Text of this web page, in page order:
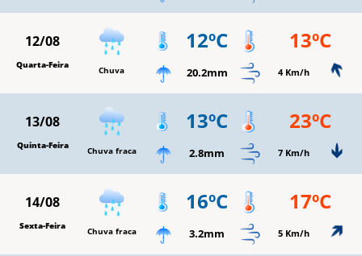
12/08
Quarta-Feira Chuva
12ºC 13ºC
20.2mm 4 Km/h
13/08
Quinta-Feira Chuva fraca
13ºC 23ºC
2.8mm 7 Km/h
14/08
Sexta-Feira Chuva fraca
16ºC 17ºC
3.2mm 5 Km/h